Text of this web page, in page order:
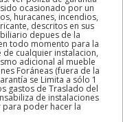
ocasionado por un
huracanes, incendios,
descritos en sus
depues de la
todo momento para la
cualquier instalacion,
adicional al mueble
Foráneas (fuera de la
se Limita a sólo 1
gastos de Traslado del
de instalaciones
poder hacer la